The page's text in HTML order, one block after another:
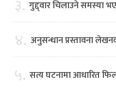
३. गुद्द्वार चिलाउने समस्या
४. अनुसन्धान प्रस्तावना
५. सत्य घटनामा आधारित